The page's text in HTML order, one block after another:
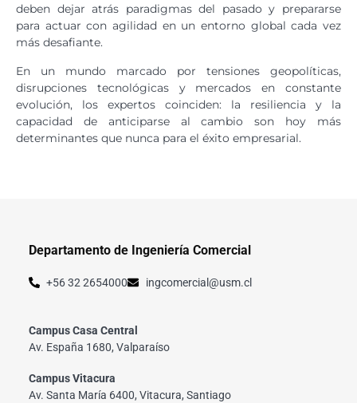
deben dejar atrás paradigmas del pasado y prepararse
para actuar con agilidad en un entorno global cada vez
más desafiante.
En un mundo marcado por tensiones geopolíticas,
disrupciones tecnológicas y mercados en constante
evolución, los expertos coinciden: la resiliencia y la
capacidad de anticiparse al cambio son hoy más
determinantes que nunca para el éxito empresarial.
Departamento de Ingeniería Comercial
+56 32 2654000 ingcomercial@usm.cl
Campus Casa Central
Av. España 1680, Valparaíso
Campus Vitacura
Av. Santa María 6400, Vitacura, Santiago